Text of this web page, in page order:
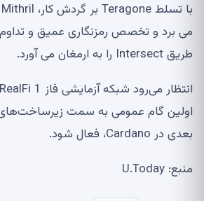
می برد و تخصص رمزنگاری عمیق و
طریق Intersect را به ارمغان می آورد.
اولین گام عمومی به سمت
بعدی در Cardano، فعال شود.
منبع: U.Today